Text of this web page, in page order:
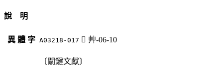
說 明
異 體 字 A03218-017 󴥁 艸-06-10
〔關鍵文獻〕